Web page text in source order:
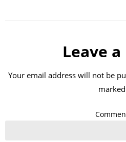
Leave
Your email address will not be
marked